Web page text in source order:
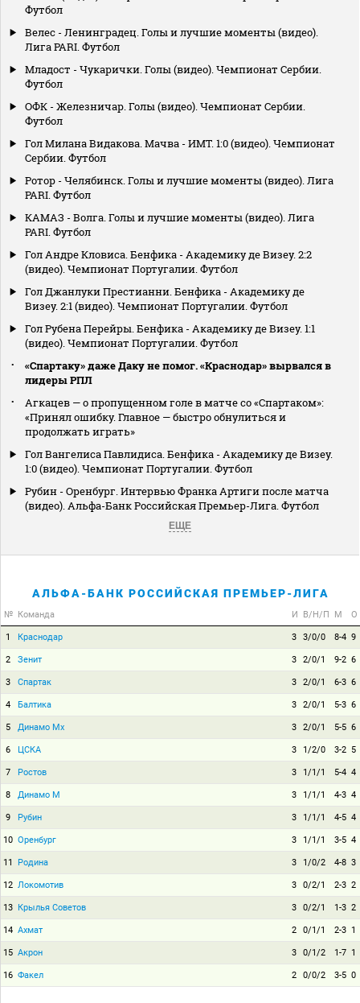
Футбол
Велес - Ленинградец. Голы и лучшие моменты (видео).
Лига PARI. Футбол
Младост - Чукарички. Голы (видео). Чемпионат Сербии.
Футбол
ОФК - Железничар. Голы (видео). Чемпионат Сербии.
Футбол
Гол Милана Видакова. Мачва - ИМТ. 1:0 (видео). Чемпионат
Сербии. Футбол
Ротор - Челябинск. Голы и лучшие моменты (видео). Лига
PARI. Футбол
КАМАЗ - Волга. Голы и лучшие моменты (видео). Лига
PARI. Футбол
Гол Андре Кловиса. Бенфика - Академику де Визеу. 2:2
(видео). Чемпионат Португалии. Футбол
Гол Джанлуки Престианни. Бенфика - Академику де
Визеу. 2:1 (видео). Чемпионат Португалии. Футбол
Гол Рубена Перейры. Бенфика - Академику де Визеу. 1:1
(видео). Чемпионат Португалии. Футбол
«Спартаку» даже Даку не помог. «Краснодар» вырвался в
лидеры РПЛ
Агкацев — о пропущенном голе в матче со «Спартаком»:
«Принял ошибку. Главное — быстро обнулиться и
продолжать играть»
Гол Вангелиса Павлидиса. Бенфика - Академику де Визеу.
1:0 (видео). Чемпионат Португалии. Футбол
Рубин - Оренбург. Интервью Франка Артиги после матча
(видео). Альфа-Банк Российская Премьер-Лига. Футбол
ЕЩЕ
АЛЬФА-БАНК РОССИЙСКАЯ ПРЕМЬЕР-ЛИГА
№ Команда И В/Н/П М О
1 Краснодар 3 3/0/0 8-4 9
2 Зенит 3 2/0/1 9-2 6
3 Спартак 3 2/0/1 6-3 6
4 Балтика 3 2/0/1 5-3 6
5 Динамо Мх 3 2/0/1 5-5 6
6 ЦСКА 3 1/2/0 3-2 5
7 Ростов 3 1/1/1 5-4 4
8 Динамо М 3 1/1/1 4-3 4
9 Рубин 3 1/1/1 4-5 4
10 Оренбург 3 1/1/1 3-5 4
11 Родина 3 1/0/2 4-8 3
12 Локомотив 3 0/2/1 2-3 2
13 Крылья Советов 3 0/2/1 1-3 2
14 Ахмат 2 0/1/1 2-3 1
15 Акрон 3 0/1/2 1-7 1
16 Факел 2 0/0/2 3-5 0